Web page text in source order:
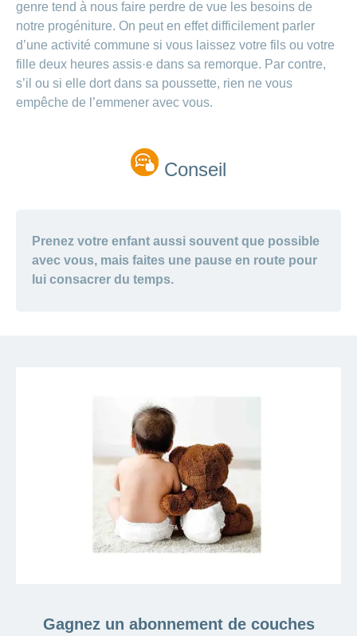
genre tend à nous faire perdre de vue les besoins de
notre progéniture. On peut en effet difficilement parler
d’une activité commune si vous laissez votre fils ou votre
fille deux heures assis·e dans sa remorque. Par contre,
s’il ou si elle dort dans sa poussette, rien ne vous
empêche de l’emmener avec vous.
Conseil
Prenez votre enfant aussi souvent que possible
avec vous, mais faites une pause en route pour
lui consacrer du temps.
Gagnez un abonnement de couches